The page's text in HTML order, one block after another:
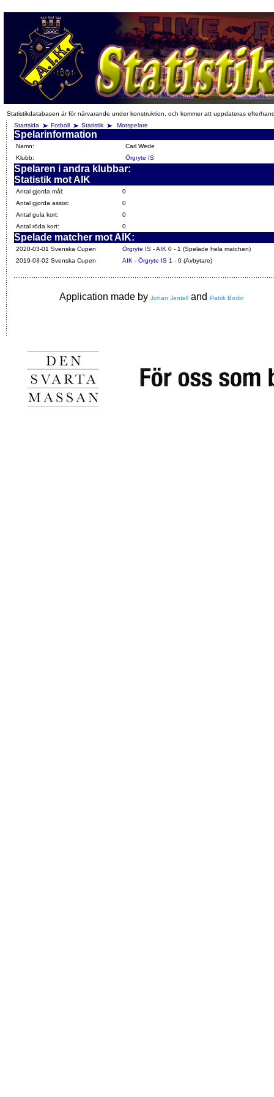
Statistikdatabasen är för närvarande under konstruktion, och kommer att uppdateras
Startsida
Fotboll Statistik Motspelare
Spelarinformation
Namn:
Carl Wede
Klubb:
Örgryte IS
Spelaren i andra klubbar:
Statistik mot AIK
Antal gjorda mål:
0
Antal gjorda assist:
0
Antal gula kort:
0
Antal röda kort:
0
Spelade matcher mot AIK:
2020-03-01 Svenska Cupen Örgryte IS - AIK 0 - 1 (Spelade hela matchen)
2019-03-02 Svenska Cupen
AIK - Örgryte IS 1 - 0 (Avbytare)
Application made by Johan Jentell and Patrik Bodin